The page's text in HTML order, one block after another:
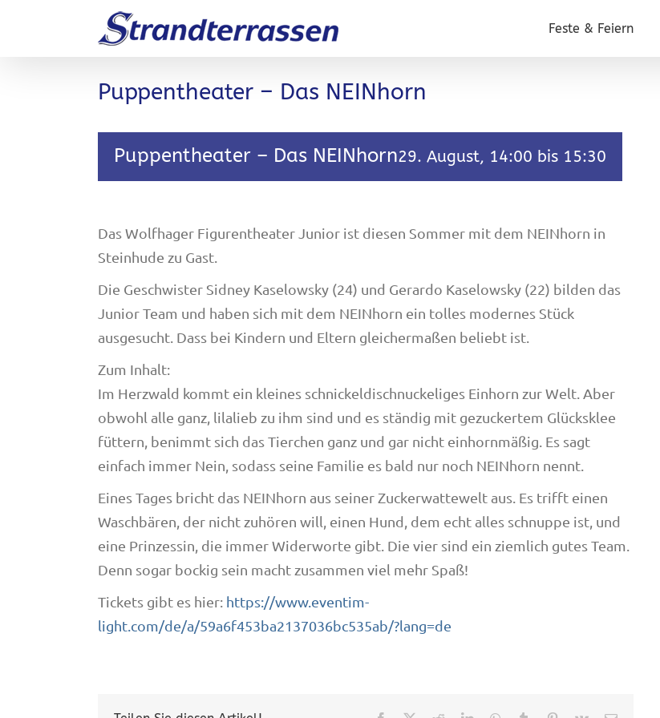
Feste & Feiern
Puppentheater – Das NEINhorn
Puppentheater – Das NEINhorn29. August, 14:00 bis 15:30
Das Wolfhager Figurentheater Junior ist diesen Sommer mit dem NEINhorn in
Steinhude zu Gast.
Die Geschwister Sidney Kaselowsky (24) und Gerardo Kaselowsky (22) bilden das
Junior Team und haben sich mit dem NEINhorn ein tolles modernes Stück
ausgesucht. Dass bei Kindern und Eltern gleichermaßen beliebt ist.
Zum Inhalt:
Im Herzwald kommt ein kleines schnickeldischnuckeliges Einhorn zur Welt. Aber
obwohl alle ganz, lilalieb zu ihm sind und es ständig mit gezuckertem Glücksklee
füttern, benimmt sich das Tierchen ganz und gar nicht einhornmäßig. Es sagt
einfach immer Nein, sodass seine Familie es bald nur noch NEINhorn nennt.
Eines Tages bricht das NEINhorn aus seiner Zuckerwattewelt aus. Es trifft einen
Waschbären, der nicht zuhören will, einen Hund, dem echt alles schnuppe ist, und
eine Prinzessin, die immer Widerworte gibt. Die vier sind ein ziemlich gutes Team.
Denn sogar bockig sein macht zusammen viel mehr Spaß!
Tickets gibt es hier: https://www.eventim-
light.com/de/a/59a6f453ba2137036bc535ab/?lang=de